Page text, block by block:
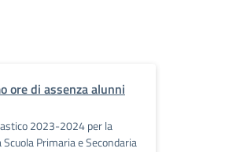
ore di assenza alunni
2023-2024 per la
Primaria e Secondaria